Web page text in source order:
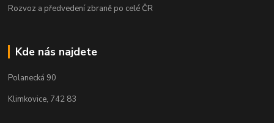
Rozvoz a předvedení zbraně po celé ČR
Kde nás najdete
Polanecká 90
Klimkovice, 742 83